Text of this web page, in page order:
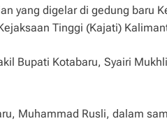
yang digelar di gedung baru
Tinggi (Kajati)
Bupati Kotabaru, Syairi
Muhammad Rusli, dalam